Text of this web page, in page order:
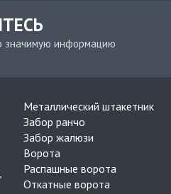
значимую информацию
Металлический штакетник
Забор ранчо
Забор жалюзи
Ворота
Распашные ворота
Откатные ворота